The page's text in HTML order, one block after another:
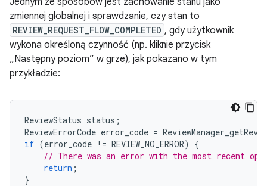
zmiennej globalnej i sprawdzanie, czy stan to
REVIEW_REQUEST_FLOW_COMPLETED , gdy użytkownik
wykona określoną czynność (np. kliknie przycisk
„Następny poziom” w grze), jak pokazano w tym
przykładzie:
ReviewStatus status ;
ReviewErrorCode error_code =
if (error_code != REVIEW_NO_ERROR)
{
// There was an error with the most recent
return ;
}